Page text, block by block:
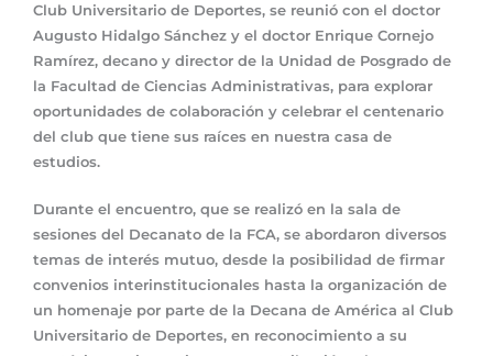
Club Universitario de Deportes, se reunió con el doctor
Augusto Hidalgo Sánchez y el doctor Enrique Cornejo
Ramírez, decano y director de la Unidad de Posgrado de
la Facultad de Ciencias Administrativas, para explorar
oportunidades de colaboración y celebrar el centenario
del club que tiene sus raíces en nuestra casa de
estudios.
Durante el encuentro, que se realizó en la sala de
sesiones del Decanato de la FCA, se abordaron diversos
temas de interés mutuo, desde la posibilidad de firmar
convenios interinstitucionales hasta la organización de
un homenaje por parte de la Decana de América al Club
Universitario de Deportes, en reconocimiento a su